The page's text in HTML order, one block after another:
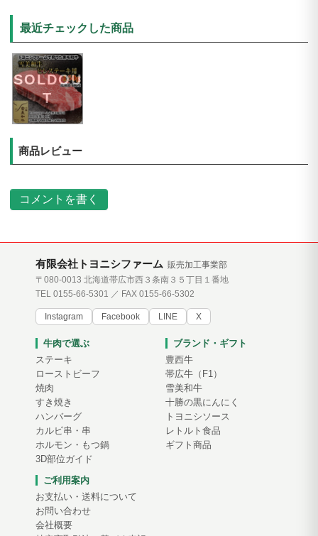
最近チェックした商品
SOLDOU
T
商品レビュー
コメントを書く
有限会社トヨニシファーム 販売加工事業部
〒080-0013 北海道帯広市西３条南３５丁目１番地
TEL 0155-66-5301 ／ FAX 0155-66-5302
Instagram Facebook LINE X
牛肉で選ぶ
ステーキ
ローストビーフ
焼肉
すき焼き
ハンバーグ
カルビ串・串
ホルモン・もつ鍋
3D部位ガイド
ブランド・ギフト
豊西牛
帯広牛（F1）
雪美和牛
十勝の黒にんにく
トヨニシソース
レトルト食品
ギフト商品
ご利用案内
お支払い・送料について
お問い合わせ
会社概要